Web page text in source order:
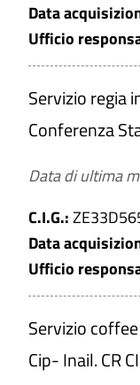
Data
Ufficio
Servizio regia
Conferenza
Data di ultima
C.I.G.:
Data
Ufficio
Servizio
Cip- Inail. CR